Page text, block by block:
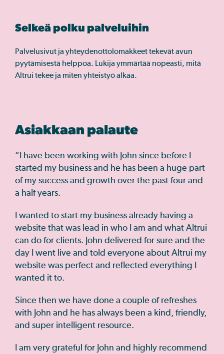
Selkeä polku palveluihin
Palvelusivut ja yhteydenottolomakkeet tekevät avun
pyytämisestä helppoa. Lukija ymmärtää nopeasti, mitä
Altrui tekee ja miten yhteistyö alkaa.
Asiakkaan palaute
“I have been working with John since before I
started my business and he has been a huge part
of my success and growth over the past four and
a half years.
I wanted to start my business already having a
website that was lead in who I am and what Altrui
can do for clients. John delivered for sure and the
day I went live and told everyone about Altrui my
website was perfect and reflected everything I
wanted it to.
Since then we have done a couple of refreshes
with John and he has always been a kind, friendly,
and super intelligent resource.
I am very grateful for John and highly recommend